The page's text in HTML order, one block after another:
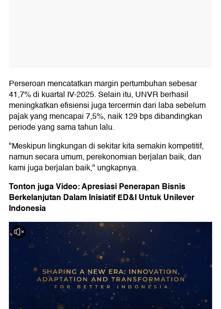
Perseroan mencatatkan margin pertumbuhan sebesar
41,7% di kuartal IV-2025. Selain itu, UNVR berhasil
meningkatkan efisiensi juga tercermin dari laba sebelum
pajak yang mencapai 7,5%, naik 129 bps dibandingkan
periode yang sama tahun lalu.
"Meskipun lingkungan di sekitar kita semakin kompetitif,
namun secara umum, perekonomian berjalan baik, dan
kami juga berjalan baik," ungkapnya.
Tonton juga Video: Apresiasi Penerapan Bisnis
Berkelanjutan Dalam Inisiatif ED&I Untuk Unilever
Indonesia